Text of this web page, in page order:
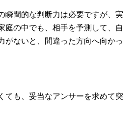
瞬間的な判断力は必要ですが、実
庭の中でも、相手を予測して、自
がないと、間違った方向へ向かっ
ても、妥当なアンサーを求めて突